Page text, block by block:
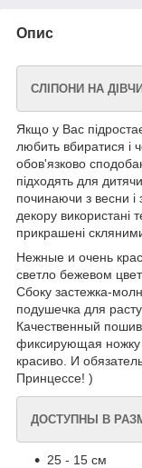
Опис
СЛІПОНИ НА
Якщо у Вас
любить вбиратися і
обов'язково
підходять для
починаючи з весни і
декору використані
прикрашені
Нежные и очень
светло бежевом
Сбоку застежка-
подушечка для
Качественный
фиксирующая ножку
красиво. И
Принцессе! )
ДОСТУПНЫ В
25 - 15 см